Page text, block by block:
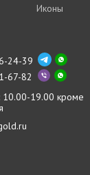
Иконы
24-39
67-82
10.00-19.00 кроме